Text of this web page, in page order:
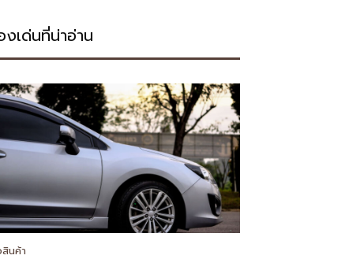
งเด่นที่น่าอ่าน
นค้า